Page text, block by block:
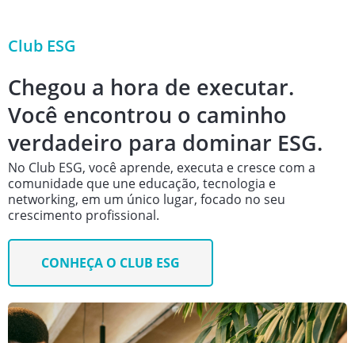
Club ESG
Chegou a hora de executar.
Você encontrou o caminho
verdadeiro para dominar ESG.
No Club ESG, você aprende, executa e cresce com a
comunidade que une educação, tecnologia e
networking, em um único lugar, focado no seu
crescimento proﬁssional.
CONHEÇA O CLUB ESG